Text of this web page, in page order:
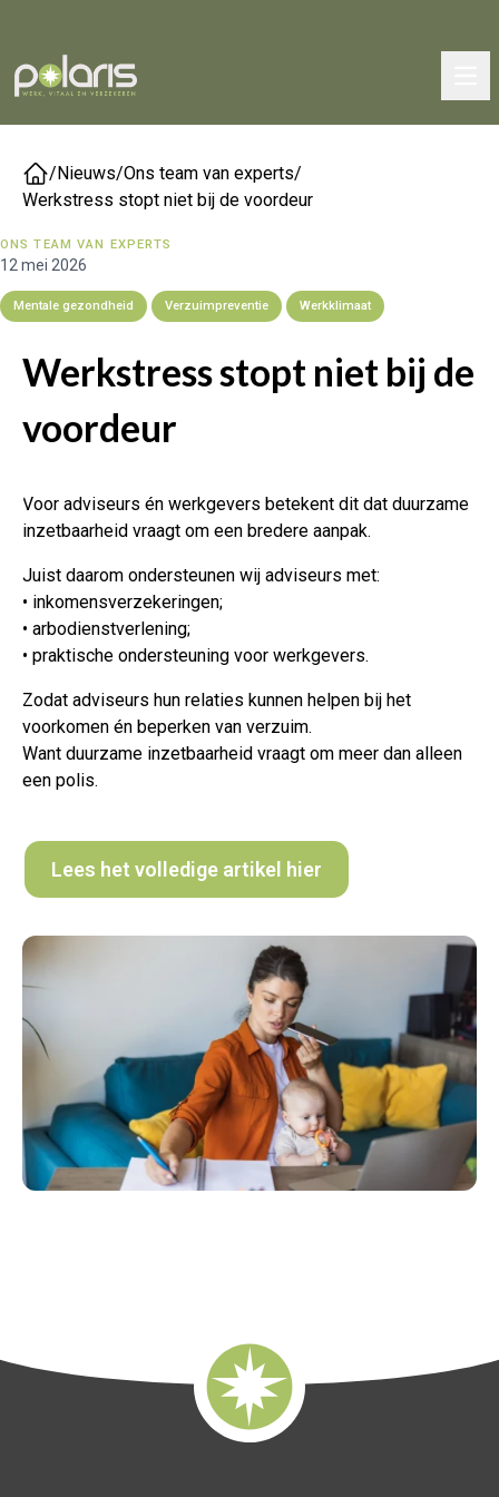
/Nieuws/Ons team van experts/
Werkstress stopt niet bij de voordeur
ONS TEAM VAN EXPERTS
12 mei 2026
Mentale gezondheid Verzuimpreventie Werkklimaat
Werkstress stopt niet bij de
voordeur
Voor adviseurs én werkgevers betekent dit dat duurzame
inzetbaarheid vraagt om een bredere aanpak.
Juist daarom ondersteunen wij adviseurs met:
• inkomensverzekeringen;
• arbodienstverlening;
• praktische ondersteuning voor werkgevers.
Zodat adviseurs hun relaties kunnen helpen bij het
voorkomen én beperken van verzuim.
Want duurzame inzetbaarheid vraagt om meer dan alleen
een polis.
Lees het volledige artikel hier